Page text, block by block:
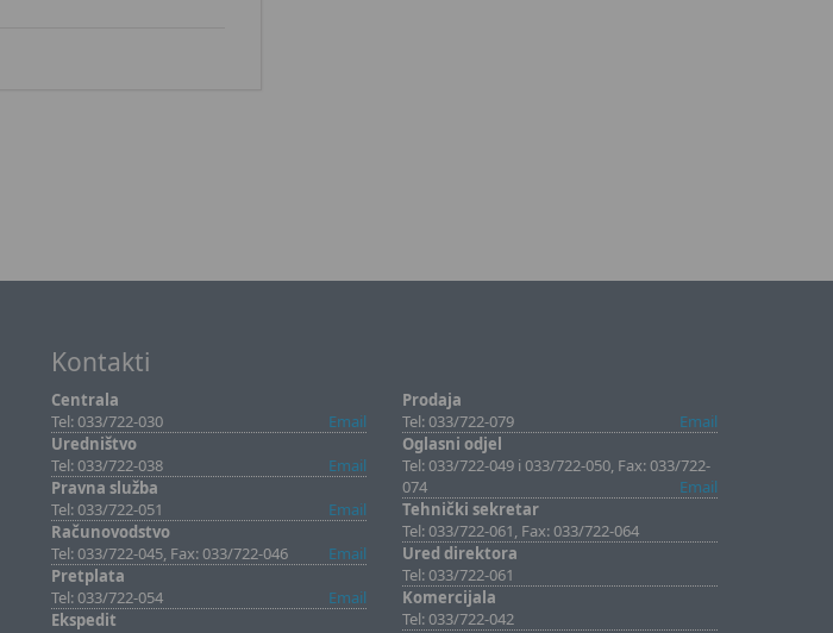
Kontakti
Centrala
Tel: 033/722-030
Email
Uredništvo
Tel: 033/722-038
Email
Pravna služba
Tel: 033/722-051
Email
Računovodstvo
Tel: 033/722-045, Fax: 033/722-046
Email
Pretplata
Tel: 033/722-054
Email
Ekspedit
Prodaja
Tel: 033/722-079
Email
Oglasni odjel
Tel: 033/722-049 i 033/722-050, Fax: 033/722-
074
Email
Tehnički sekretar
Tel: 033/722-061, Fax: 033/722-064
Ured direktora
Tel: 033/722-061
Komercijala
Tel: 033/722-042